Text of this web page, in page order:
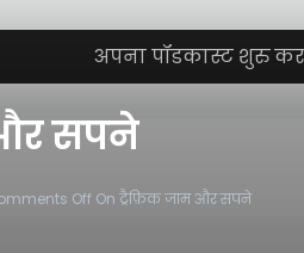
अपना पॉडकास्ट शुरु
सपने
Off On ट्रैफ़िक जाम और सपने